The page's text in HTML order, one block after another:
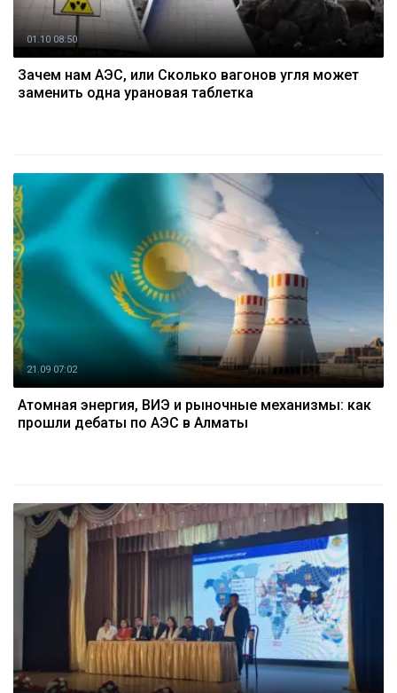
01.10 08:50
Зачем нам АЭС, или Сколько вагонов угля может
заменить одна урановая таблетка
21.09 07:02
Атомная энергия, ВИЭ и рыночные механизмы: как
прошли дебаты по АЭС в Алматы